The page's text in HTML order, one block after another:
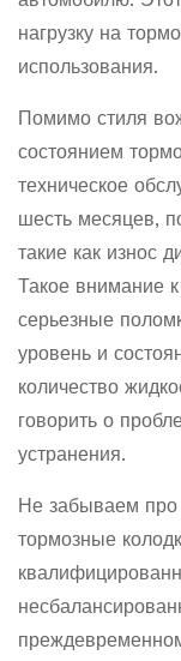
нагрузку на
использования.
Помимо стиля
состоянием
техническое
шесть месяцев,
такие как износ
Такое внимание
серьезные
уровень и
количество
говорить о
устранения.
Не забываем про
тормозные